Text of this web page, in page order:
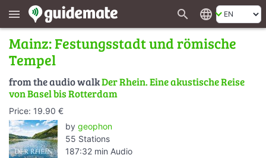
menu search language
Mainz: Festungsstadt und römische
Tempel
from the audio walkDer Rhein. Eine akustische Reise
von Basel bis Rotterdam
Price: 19.90 €
by geophon
55 Stations
187:32 min Audio